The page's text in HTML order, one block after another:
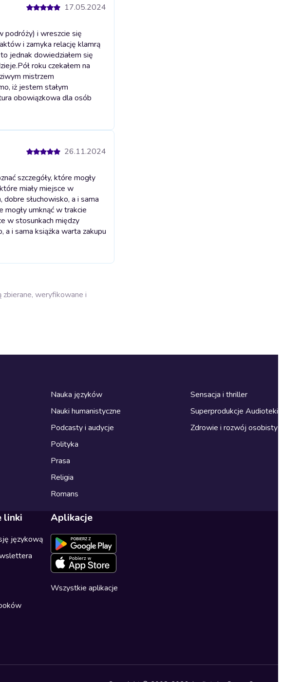
17.05.2024
podróży) i wreszcie się
i zamyka relację klamrą
jednak dowiedziałem się
Pół roku czekałem na
mistrzem
iż jestem stałym
obowiązkowa dla osób
26.11.2024
szczegóły, które mogły
miały miejsce w
słuchowisko, a i sama
mogły umknąć w trakcie
w stosunkach między
a i sama książka warta zakupu
zbierane, weryfikowane i
Nauka języków
Nauki humanistyczne
Podcasty i audycje
Polityka
Prasa
Religia
Romans
Sensacja i thriller
Superprodukcje Audioteki
Zdrowie i rozwój osobisty
linki
językową
Aplikacje
Wszystkie aplikacje